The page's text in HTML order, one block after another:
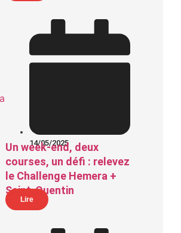
14/05/2025
Un week-end, deux
courses, un défi : relevez
le Challenge Hemera +
Saint-Quentin
Lire